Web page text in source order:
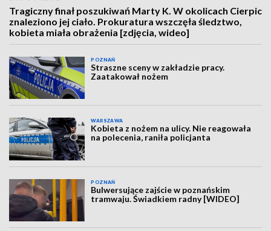
Tragiczny finał poszukiwań Marty K. W okolicach Cierpic
znaleziono jej ciało. Prokuratura wszczęła śledztwo,
kobieta miała obrażenia [zdjęcia, wideo]
POZNAŃ
Straszne sceny w zakładzie pracy.
Zaatakował nożem
WARSZAWA
Kobieta z nożem na ulicy. Nie reagowała
na polecenia, raniła policjanta
POZNAŃ
Bulwersujące zajście w poznańskim
tramwaju. Świadkiem radny [WIDEO]